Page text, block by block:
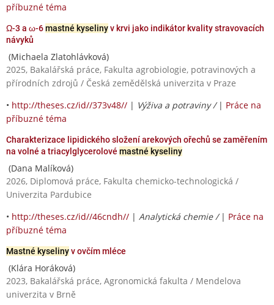
příbuzné téma
Ω-3 a ω-6mastné kyselinyv krvi jako indikátor kvality stravovacích
návyků
(Michaela Zlatohlávková)
2025, Bakalářská práce, Fakulta agrobiologie, potravinových a
přírodních zdrojů / Česká zemědělská univerzita v Praze
• http://theses.cz/id//373v48// | Výživa a potraviny / | Práce na
příbuzné téma
Charakterizace lipidického složení arekových ořechů se zaměřením
na volné a triacylglycerolové mastné kyseliny
(Dana Malíková)
2026, Diplomová práce, Fakulta chemicko-technologická /
Univerzita Pardubice
• http://theses.cz/id//46cndh// | Analytická chemie / | Práce na
příbuzné téma
Mastné kyselinyv ovčím mléce
(Klára Horáková)
2023, Bakalářská práce, Agronomická fakulta / Mendelova
univerzita v Brně